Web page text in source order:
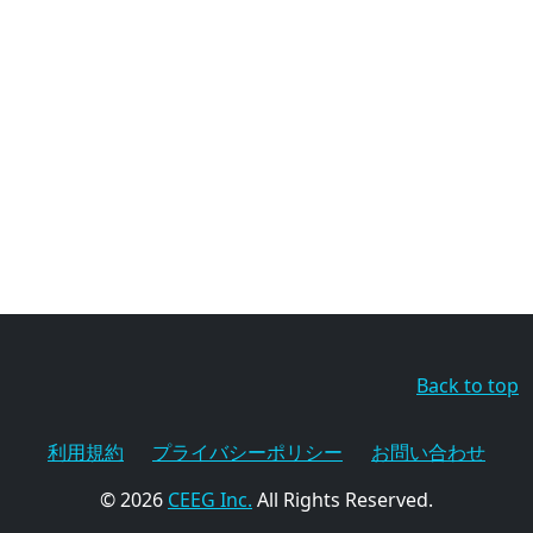
Back to top
利用規約 プライバシーポリシー
お問い合わせ
© 2026 CEEG Inc. All Rights Reserved.